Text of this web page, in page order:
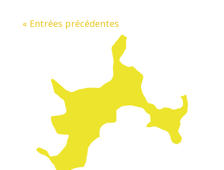
« Entrées précédentes